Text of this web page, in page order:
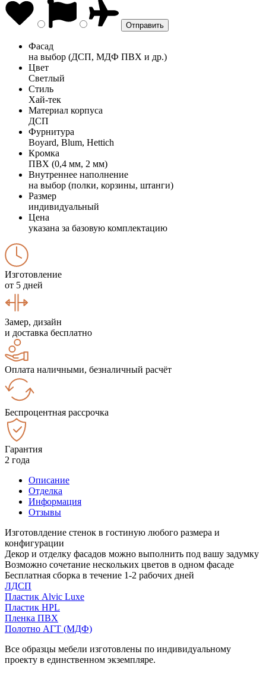
Фасад
на выбор (ДСП, МДФ ПВХ и др.)
Цвет
Светлый
Стиль
Хай-тек
Материал корпуса
ДСП
Фурнитура
Boyard, Blum, Hettich
Кромка
ПВХ (0,4 мм, 2 мм)
Внутреннее наполнение
на выбор (полки, корзины, штанги)
Размер
индивидуальный
Цена
указана за базовую комплектацию
Изготовление
от 5 дней
Замер, дизайн
и доставка бесплатно
Оплата наличными, безналичный расчёт
Беспроцентная рассрочка
Гарантия
2 года
Описание
Отделка
Информация
Отзывы
Изготовлдение стенок в гостиную любого размера и
конфигурации
Декор и отделку фасадов можно выполнить под вашу задумку
Возможно сочетание нескольких цветов в одном фасаде
Бесплатная сборка в течение 1-2 рабочих дней
ЛДСП
Пластик Alvic Luxe
Пластик HPL
Пленка ПВХ
Полотно АГТ (МДФ)
Все образцы мебели изготовлены по индивидуальному
проекту в единственном экземпляре.